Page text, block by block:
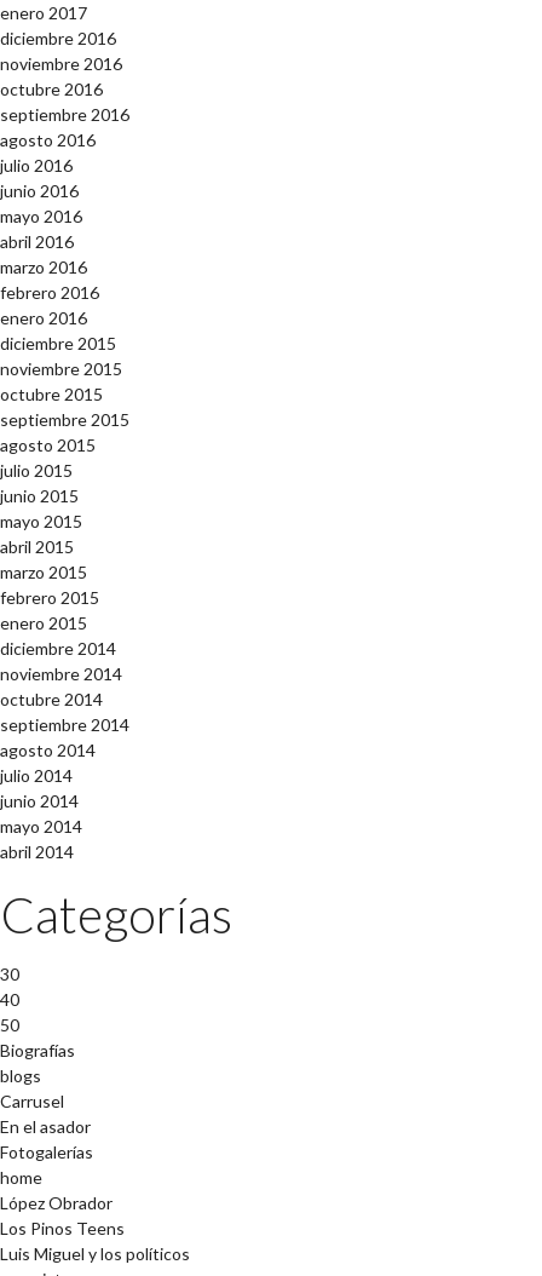
enero 2017
diciembre 2016
noviembre 2016
octubre 2016
septiembre 2016
agosto 2016
julio 2016
junio 2016
mayo 2016
abril 2016
marzo 2016
febrero 2016
enero 2016
diciembre 2015
noviembre 2015
octubre 2015
septiembre 2015
agosto 2015
julio 2015
junio 2015
mayo 2015
abril 2015
marzo 2015
febrero 2015
enero 2015
diciembre 2014
noviembre 2014
octubre 2014
septiembre 2014
agosto 2014
julio 2014
junio 2014
mayo 2014
abril 2014
Categorías
30
40
50
Biografías
blogs
Carrusel
En el asador
Fotogalerías
home
López Obrador
Los Pinos Teens
Luis Miguel y los políticos